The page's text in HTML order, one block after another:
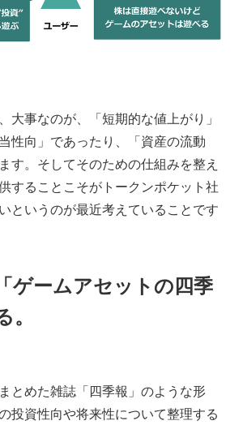
大事なのが、「短期的な値上がり」
性向」であったり、「資産の流動
す。そしてそのための仕組みを整え
することこそがトークンポケット社
というのが最近考えていることです
ゲームアセットの四季
とめた雑誌「四季報」のような形
投資性向や将来性について整理する